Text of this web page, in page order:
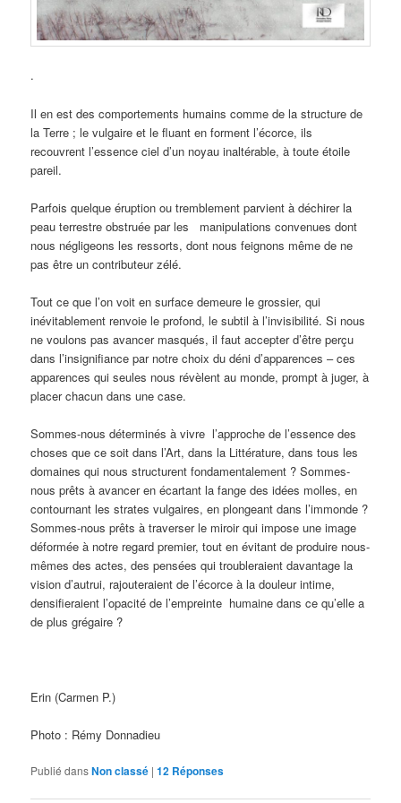
.
Il en est des comportements humains comme de la structure de
la Terre ; le vulgaire et le fluant en forment l’écorce, ils
recouvrent l’essence ciel d’un noyau inaltérable, à toute étoile
pareil.
Parfois quelque éruption ou tremblement parvient à déchirer la
peau terrestre obstruée par les manipulations convenues dont
nous négligeons les ressorts, dont nous feignons même de ne
pas être un contributeur zélé.
Tout ce que l’on voit en surface demeure le grossier, qui
inévitablement renvoie le profond, le subtil à l’invisibilité. Si nous
ne voulons pas avancer masqués, il faut accepter d’être perçu
dans l’insignifiance par notre choix du déni d’apparences – ces
apparences qui seules nous révèlent au monde, prompt à juger, à
placer chacun dans une case.
Sommes-nous déterminés à vivre l’approche de l’essence des
choses que ce soit dans l’Art, dans la Littérature, dans tous les
domaines qui nous structurent fondamentalement ? Sommes-
nous prêts à avancer en écartant la fange des idées molles, en
contournant les strates vulgaires, en plongeant dans l’immonde ?
Sommes-nous prêts à traverser le miroir qui impose une image
déformée à notre regard premier, tout en évitant de produire nous-
mêmes des actes, des pensées qui troubleraient davantage la
vision d’autrui, rajouteraient de l’écorce à la douleur intime,
densifieraient l’opacité de l’empreinte humaine dans ce qu’elle a
de plus grégaire ?
Erin (Carmen P.)
Photo : Rémy Donnadieu
Publié dansNon classé |12 Réponses